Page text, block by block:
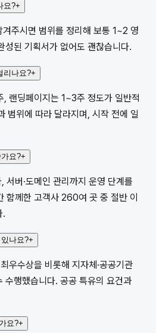
요?+
주시면 범위를 정리해 보통 1~2 영
성된 기획서가 없어도 괜찮습니다.
리나요?+
랜딩페이지는 1~3주 정도가 일반적
범위에 따라 달라지며, 시작 전에 일
요?+
서버·도메인 관리까지 운영 단계를
함께한 고객사 260여 곳 중 절반 이
.
나요?+
우수상을 비롯해 지자체·공공기관
수행했습니다. 공공 특유의 요건과
요?+